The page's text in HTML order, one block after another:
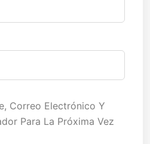
Correo Electrónico Y
Para La Próxima Vez